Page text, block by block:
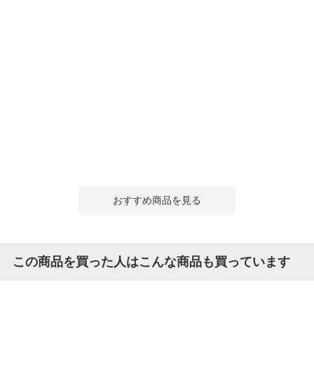
おすすめ商品を見る
この商品を買った人はこんな商品も買っています